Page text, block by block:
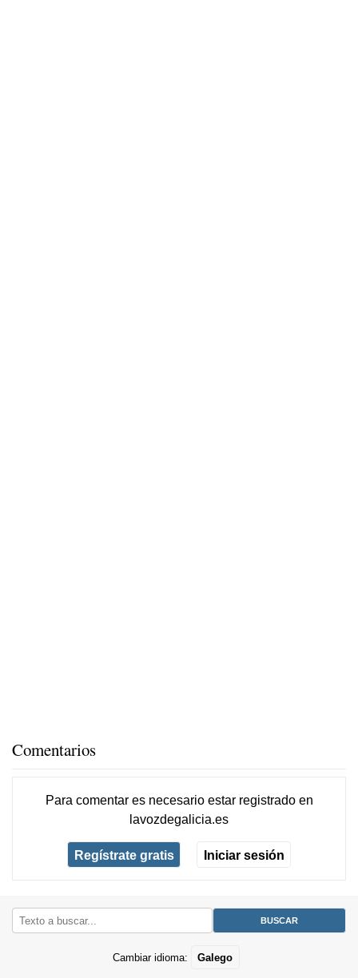
Comentarios
Para comentar es necesario estar registradoen
lavozdegalicia.es
Regístrate gratis Iniciar sesión
Cambiar idioma: Galego